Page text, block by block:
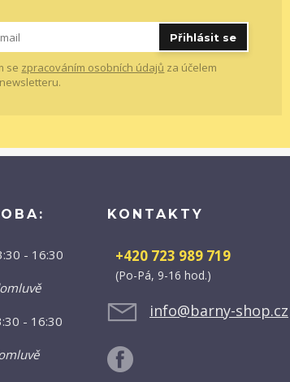
Přihlásit se
se zpracováním osobních údajů za účelem
- 16:30
- 16:30
KONTAKTY
+420 723 989 719
(Po-Pá, 9-16 hod.)
info@barny-shop.cz